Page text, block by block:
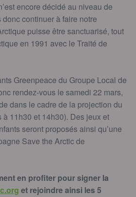
encore décidé au niveau de
donc continuer à faire notre
puisse être sanctuarisé, tout
en 1991 avec le Traité de
Greenpeace du Groupe Local de
rendez-vous le samedi 22 mars,
dans le cadre de la projection du
11h30 et 14h30). Des jeux et
seront proposés ainsi qu’une
Save the Arctic de
en profiter pour signer la
et rejoindre ainsi les 5